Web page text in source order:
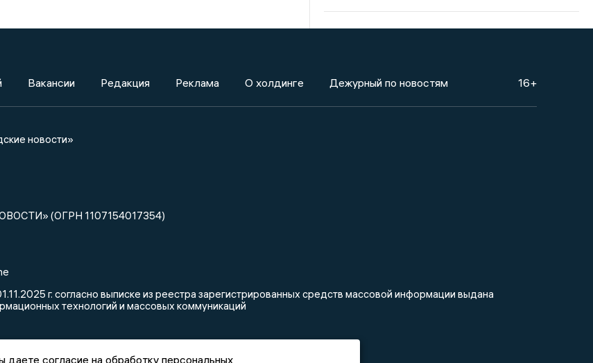
Вакансии Редакция Реклама О холдинге Дежурный по новостям 16+
новости»
(ОГРН 1107154017354)
г. согласно выписке из реестра зарегистрированных средств массовой информации выдана
технологий и массовых коммуникаций
даете согласие на обработку персональных